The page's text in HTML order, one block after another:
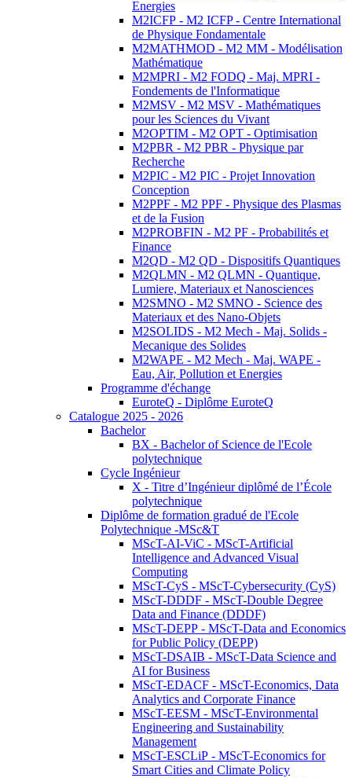
Energies
M2ICFP - M2 ICFP - Centre International
de Physique Fondamentale
M2MATHMOD - M2 MM - Modélisation
Mathématique
M2MPRI - M2 FODQ - Maj. MPRI -
Fondements de l'Informatique
M2MSV - M2 MSV - Mathématiques
pour les Sciences du Vivant
M2OPTIM - M2 OPT - Optimisation
M2PBR - M2 PBR - Physique par
Recherche
M2PIC - M2 PIC - Projet Innovation
Conception
M2PPF - M2 PPF - Physique des Plasmas
et de la Fusion
M2PROBFIN - M2 PF - Probabilités et
Finance
M2QD - M2 QD - Dispositifs Quantiques
M2QLMN - M2 QLMN - Quantique,
Lumiere, Materiaux et Nanosciences
M2SMNO - M2 SMNO - Science des
Materiaux et des Nano-Objets
M2SOLIDS - M2 Mech - Maj. Solids -
Mecanique des Solides
M2WAPE - M2 Mech - Maj. WAPE -
Eau, Air, Pollution et Energies
Programme d'échange
EuroteQ - Diplôme EuroteQ
Catalogue 2025 - 2026
Bachelor
BX - Bachelor of Science de l'Ecole
polytechnique
Cycle Ingénieur
X - Titre d’Ingénieur diplômé de l’École
polytechnique
Diplôme de formation gradué de l'Ecole
Polytechnique -MSc&T
MScT-AI-ViC - MScT-Artificial
Intelligence and Advanced Visual
Computing
MScT-CyS - MScT-Cybersecurity (CyS)
MScT-DDDF - MScT-Double Degree
Data and Finance (DDDF)
MScT-DEPP - MScT-Data and Economics
for Public Policy (DEPP)
MScT-DSAIB - MScT-Data Science and
AI for Business
MScT-EDACF - MScT-Economics, Data
Analytics and Corporate Finance
MScT-EESM - MScT-Environmental
Engineering and Sustainability
Management
MScT-ESCLiP - MScT-Economics for
Smart Cities and Climate Policy